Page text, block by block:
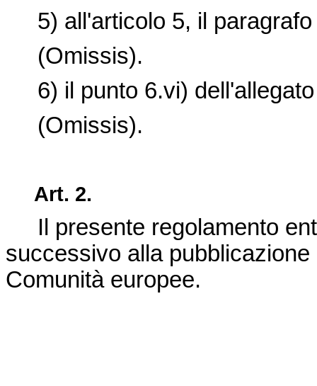
5) all'articolo 5, il paragrafo
(Omissis).
6) il punto 6.vi) dell'allegato
(Omissis).
Art. 2.
Il presente regolamento
successivo alla
Comunità europee.